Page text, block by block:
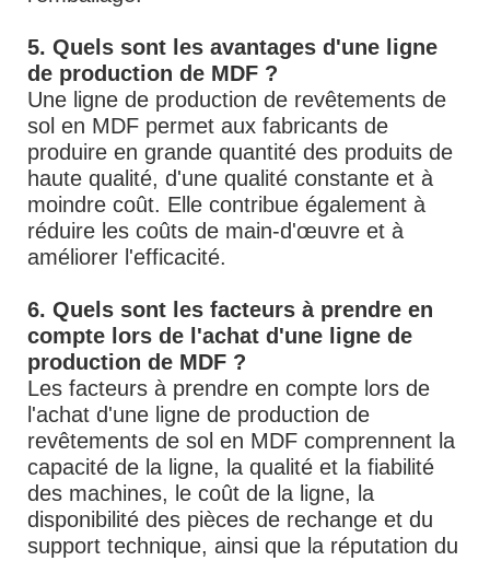
5. Quels sont les avantages d'une ligne
de production de MDF ?
Une ligne de production de revêtements de
sol en MDF permet aux fabricants de
produire en grande quantité des produits de
haute qualité, d'une qualité constante et à
moindre coût. Elle contribue également à
réduire les coûts de main-d'œuvre et à
améliorer l'efficacité.
6. Quels sont les facteurs à prendre en
compte lors de l'achat d'une ligne de
production de MDF ?
Les facteurs à prendre en compte lors de
l'achat d'une ligne de production de
revêtements de sol en MDF comprennent la
capacité de la ligne, la qualité et la fiabilité
des machines, le coût de la ligne, la
disponibilité des pièces de rechange et du
support technique, ainsi que la réputation du